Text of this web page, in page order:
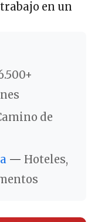
en un
de
— Hoteles,